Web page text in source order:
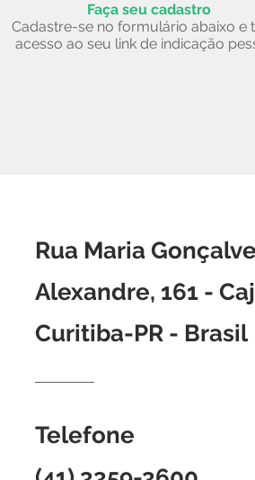
Faça seu cadastro
Cadastre-se no formulário abaixo e
acesso ao seu link de indicação
Rua Maria
Alexandre, 161 -
Curitiba-PR - Brasil
Telefone